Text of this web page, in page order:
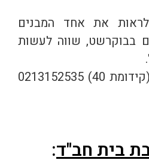
את אחד המבנים
בבוקרשט, שווה לעשות
טלפון ליצירת קשר: (קידומת 40) 0213152535
בית חב"ד: